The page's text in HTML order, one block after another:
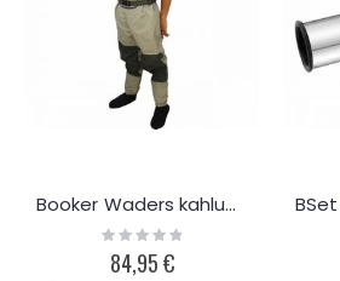
Booker Waders kahluuhousut
Rating:
0%
84,95 €